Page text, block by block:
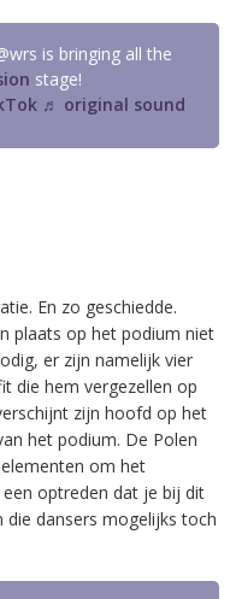
is bringing all the
stage!
♬ original sound
En zo geschiedde.
plaats op het podium niet
er zijn namelijk vier
die hem vergezellen op
zijn hoofd op het
het podium. De Polen
om het
optreden dat je bij dit
dansers mogelijks toch